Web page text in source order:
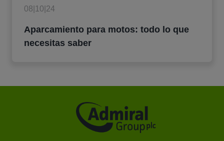
08|10|24
Aparcamiento para motos: todo lo que
necesitas saber